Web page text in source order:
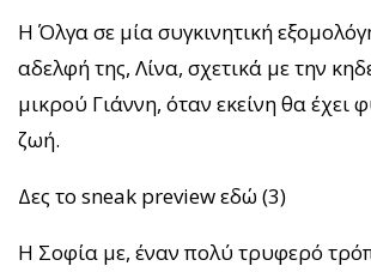
Η Όλγα σε μία συγκινητική
αδελφή της, Λίνα, σχετικά με την
μικρού Γιάννη, όταν εκείνη θα έχει
ζωή.
Δες το sneak preview εδώ (3)
Η Σοφία με, έναν πολύ τρυφερό